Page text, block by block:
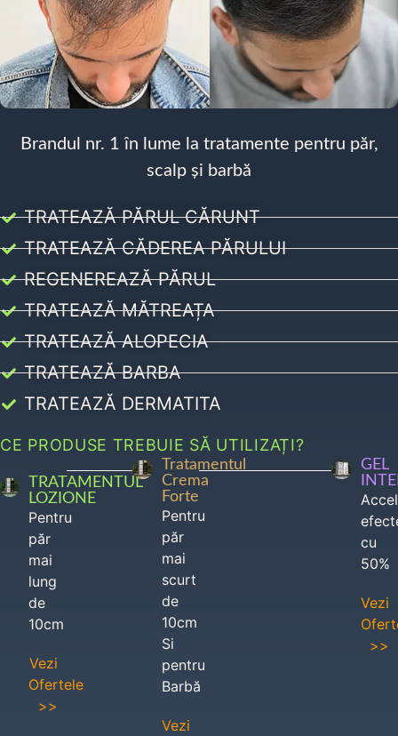
Brandul nr. 1 în lume la tratamente pentru păr,
scalp și barbă
TRATEAZĂ PĂRUL CĂRUNT
TRATEAZĂ CĂDEREA PĂRULUI
REGENEREAZĂ PĂRUL
TRATEAZĂ MĂTREAȚA
TRATEAZĂ ALOPECIA
TRATEAZĂ BARBA
TRATEAZĂ DERMATITA
CE PRODUSE TREBUIE SĂ UTILIZAȚI?
TRATAMENTUL
LOZIONE
Pentru
păr
mai
lung
de
10cm
Vezi
Ofertele
>>
Tratamentul
Crema
Forte
Pentru
păr
mai
scurt
de
10cm
Si
pentru
Barbă
Vezi
GEL
cu
50%
Vezi
>>